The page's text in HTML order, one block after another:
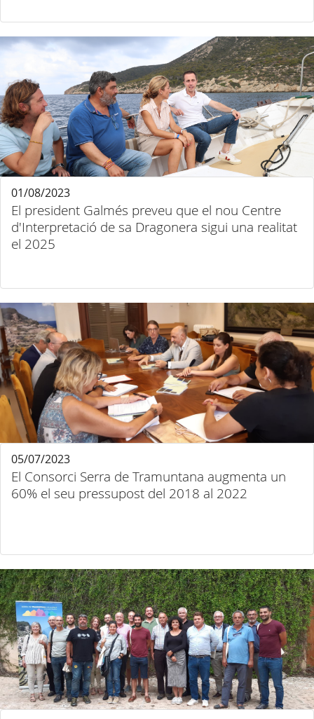
El president Galmés preveu que el nou Centre
d'Interpretació de sa Dragonera sigui una realitat
el 2025
01/08/2023
El Consorci Serra de Tramuntana augmenta un
60% el seu pressupost del 2018 al 2022
05/07/2023